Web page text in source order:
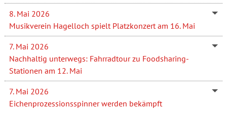
8. Mai 2026
Musikverein Hagelloch spielt Platzkonzert am 16. Mai
7. Mai 2026
Nachhaltig unterwegs: Fahrradtour zu Foodsharing-
Stationen am 12. Mai
7. Mai 2026
Eichenprozessionsspinner werden bekämpft